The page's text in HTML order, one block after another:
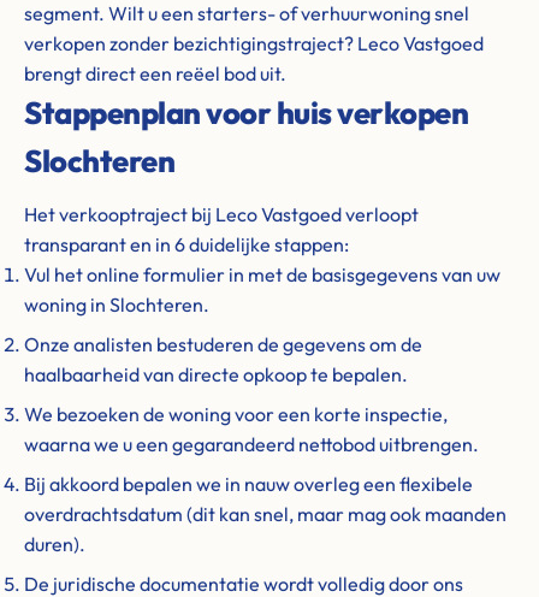
segment. Wilt u een starters- of verhuurwoning snel
verkopen zonder bezichtigingstraject? Leco Vastgoed
brengt direct een reëel bod uit.
Stappenplan voor huis verkopen
Slochteren
Het verkooptraject bij Leco Vastgoed verloopt
transparant en in 6 duidelijke stappen:
Vul het online formulier in met de basisgegevens van uw
woning in Slochteren.
Onze analisten bestuderen de gegevens om de
haalbaarheid van directe opkoop te bepalen.
We bezoeken de woning voor een korte inspectie,
waarna we u een gegarandeerd nettobod uitbrengen.
Bij akkoord bepalen we in nauw overleg een flexibele
overdrachtsdatum (dit kan snel, maar mag ook maanden
duren).
De juridische documentatie wordt volledig door ons